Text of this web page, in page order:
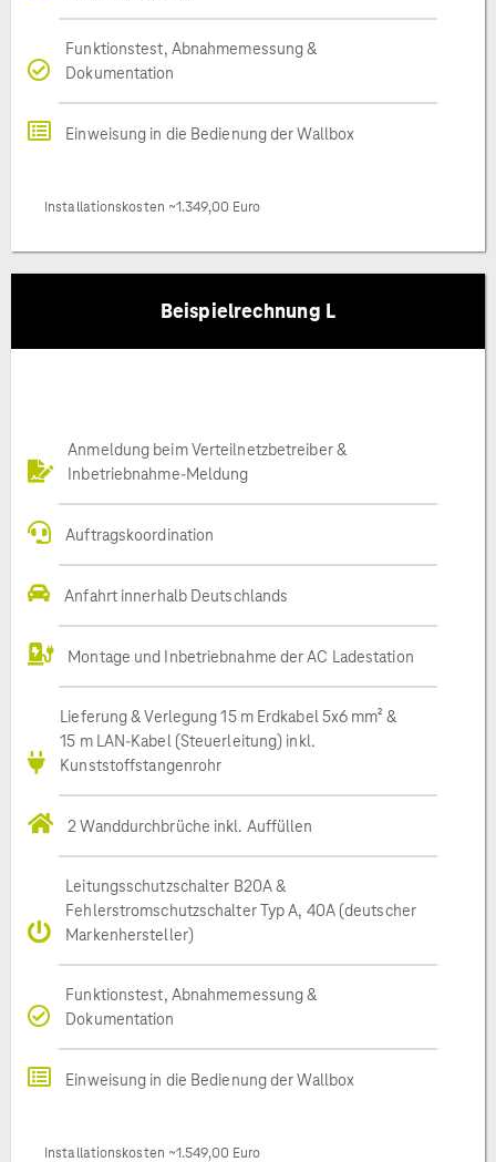
Funktionstest, Abnahmemessung &
Dokumentation
Einweisung in die Bedienung der Wallbox
Installationskosten ~1.349,00 Euro
Beispielrechnung L
Anmeldung beim Verteilnetzbetreiber &
Inbetriebnahme-Meldung
Auftragskoordination
Anfahrt innerhalb Deutschlands
Montage und Inbetriebnahme der AC Ladestation
Lieferung & Verlegung 15 m Erdkabel 5x6 mm² &
15 m LAN-Kabel (Steuerleitung) inkl.
Kunststoffstangenrohr
2 Wanddurchbrüche inkl. Auffüllen
Leitungsschutzschalter B20A &
Fehlerstromschutzschalter Typ A, 40A (deutscher
Markenhersteller)
Funktionstest, Abnahmemessung &
Dokumentation
Einweisung in die Bedienung der Wallbox
Installationskosten ~1.549,00 Euro